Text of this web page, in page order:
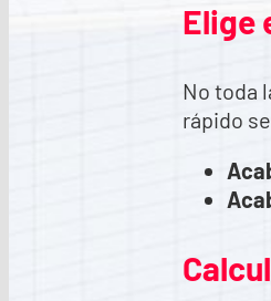
Elige
No toda
rápido